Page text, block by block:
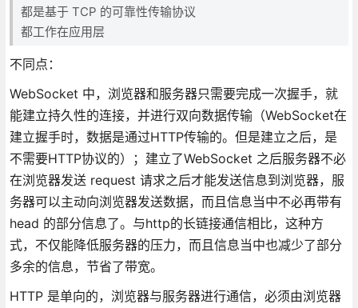
都是基于 TCP 的可靠性传输协议
都工作在应用层
不同点：
WebSocket 中，浏览器和服务器只需要完成一次握手，就
能建立持久性的连接，并进行双向数据传输（WebSocket在
建立握手时，数据是通过HTTP传输的。但是建立之后，是
不需要HTTP协议的）；建立了WebSocket 之后服务器不必
在浏览器发送 request 请求之后才能发送信息到浏览器，服
务器可以主动向浏览器发送数据，而且信息当中不必再带有
head 的部分信息了。与http的长链接通信相比，这种方
式，不仅能降低服务器的压力，而且信息当中也减少了部分
多余的信息，节省了带宽。
HTTP 是单向的，浏览器与服务器进行通信，必须由浏览器